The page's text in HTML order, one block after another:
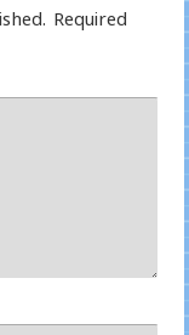
Required